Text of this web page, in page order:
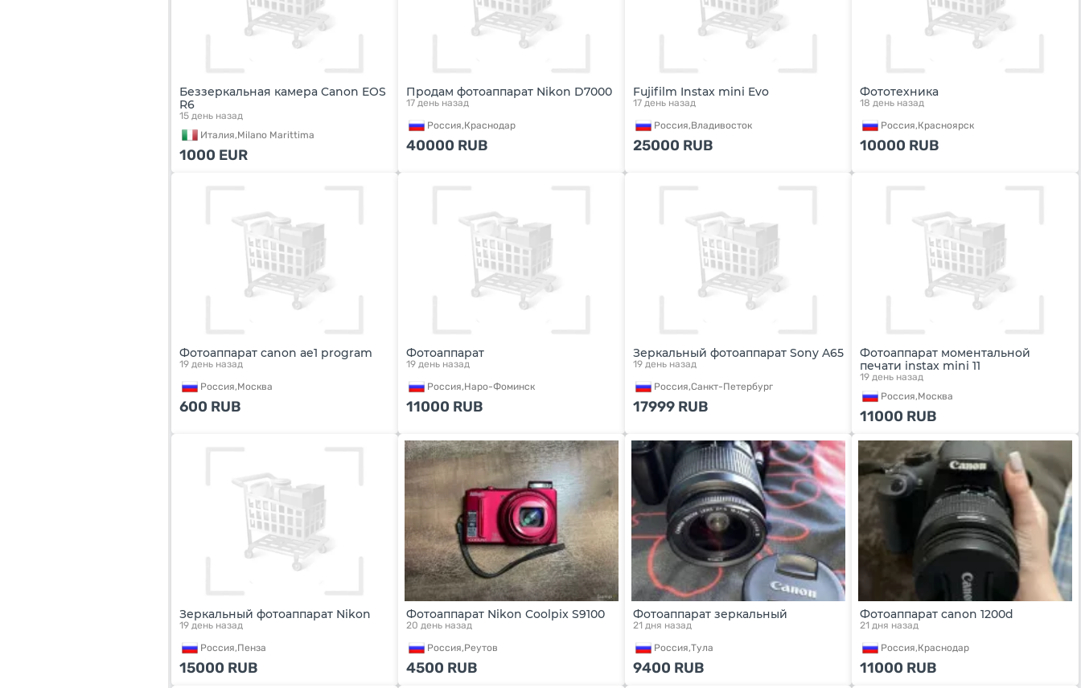
Беззеркальная камера Canon EOS
R6
15 день назад
Италия,Milano Marittima
1000 EUR
Продам фотоаппарат Nikon D7000
17 день назад
Россия,Краснодар
40000 RUB
Fujifilm Instax mini Evo
17 день назад
Россия,Владивосток
25000 RUB
Фототехника
18 день назад
Россия,Красноярск
10000 RUB
Фотоаппарат canon ae1 program
19 день назад
Россия,Москва
600 RUB
Фотоаппарат
19 день назад
Россия,Наро-Фоминск
11000 RUB
Зеркальный фотоаппарат Sony A65
19 день назад
Россия,Санкт-Петербург
17999 RUB
Фотоаппарат моментальной
печати instax mini 11
19 день назад
Россия,Москва
11000 RUB
Зеркальный фотоаппарат Nikon
19 день назад
Россия,Пенза
15000 RUB
Фотоаппарат Nikon Coolpix S9100
20 день назад
Россия,Реутов
4500 RUB
Фотоаппарат зеркальный
21 дня назад
Россия,Тула
9400 RUB
Фотоаппарат canon 1200d
21 дня назад
Россия,Краснодар
11000 RUB